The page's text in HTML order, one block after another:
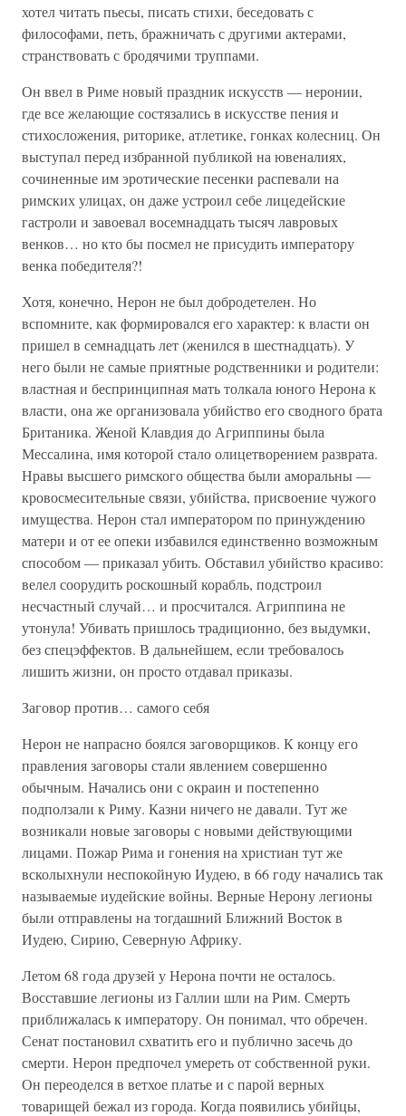
хотел читать пьесы, писать стихи, беседовать с
философами, петь, бражничать с другими актерами,
странствовать с бродячими труппами.
Он ввел в Риме новый праздник искусств — неронии,
где все желающие состязались в искусстве пения и
стихосложения, риторике, атлетике, гонках колесниц. Он
выступал перед избранной публикой на ювеналиях,
сочиненные им эротические песенки распевали на
римских улицах, он даже устроил себе лицедейские
гастроли и завоевал восемнадцать тысяч лавровых
венков… но кто бы посмел не присудить императору
венка победителя?!
Хотя, конечно, Нерон не был добродетелен. Но
вспомните, как формировался его характер: к власти он
пришел в семнадцать лет (женился в шестнадцать). У
него были не самые приятные родственники и родители:
властная и беспринципная мать толкала юного Нерона к
власти, она же организовала убийство его сводного брата
Британика. Женой Клавдия до Агриппины была
Мессалина, имя которой стало олицетворением разврата.
Нравы высшего римского общества были аморальны —
кровосмесительные связи, убийства, присвоение чужого
имущества. Нерон стал императором по принуждению
матери и от ее опеки избавился единственно возможным
способом — приказал убить. Обставил убийство красиво:
велел соорудить роскошный корабль, подстроил
несчастный случай… и просчитался. Агриппина не
утонула! Убивать пришлось традиционно, без выдумки,
без спецэффектов. В дальнейшем, если требовалось
лишить жизни, он просто отдавал приказы.
Заговор против… самого себя
Нерон не напрасно боялся заговорщиков. К концу его
правления заговоры стали явлением совершенно
обычным. Начались они с окраин и постепенно
подползали к Риму. Казни ничего не давали. Тут же
возникали новые заговоры с новыми действующими
лицами. Пожар Рима и гонения на христиан тут же
всколыхнули неспокойную Иудею, в 66 году начались так
называемые иудейские войны. Верные Нерону легионы
были отправлены на тогдашний Ближний Восток в
Иудею, Сирию, Северную Африку.
Летом 68 года друзей у Нерона почти не осталось.
Восставшие легионы из Галлии шли на Рим. Смерть
приближалась к императору. Он понимал, что обречен.
Сенат постановил схватить его и публично засечь до
смерти. Нерон предпочел умереть от собственной руки.
Он переоделся в ветхое платье и с парой верных
товарищей бежал из города. Когда появились убийцы,